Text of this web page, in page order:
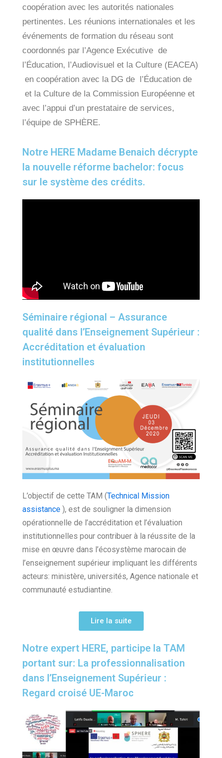
coopération avec les autorités nationales
pertinentes. Les réunions internationales et les
événements de formation du réseau sont
coordonnés par l’Agence Exécutive de
l’Éducation, l’Audiovisuel et la Culture (EACEA)
en coopération avec la DG de l’Éducation de
et la Culture de la Commission Européenne et
avec l’appui d’un prestataire de services,
l’équipe de SPHÈRE.
Notre HERE Madame Benaich décrypte
la nouvelle réforme bachelor: focus
sur le système des crédits.
Séminaire régional – Assurance
qualité dans l’Enseignement Supérieur :
Accréditation et évaluation
institutionnelles
L’objectif de cette TAM (Technical Mission
assistance ), est de souligner la dimension
opérationnelle de l’accréditation et l’évaluation
institutionnelles pour contribuer à la réussite de la
mise en œuvre dans l’écosystème marocain de
l’enseignement supérieur impliquant les différents
acteurs: ministère, universités, Agence nationale et
communauté estudiantine.
Lire la suite
Notre expert HERE, participe la TAM
portant sur: La professionnalisation
dans l’Enseignement Supérieur :
Regard croisé UE-Maroc